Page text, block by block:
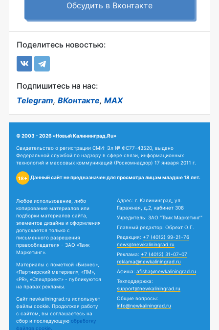
Обсудить в Вконтакте
Поделитесь новостью:
Подпишитесь на нас:
Telegram, ВКонтакте, MAX
© 2003 - 2026 «Новый Калининград.Ru»
Свидетельство о регистрации СМИ: Эл № ФС77-43520, выдано
Федеральной службой по надзору в сфере связи, информационных
технологий и массовых коммуникаций (Роскомнадзор) 17 января 2011 г.
18+ Данный сайт не предназначен для просмотра лицам младше 18 лет.
Любое использование, либо
копирование материалов или
подборки материалов сайта,
элементов дизайна и оформления
допускается только с
письменного разрешения
правообладателя - ЗАО «Твик
Маркетинг».
Материалы с пометкой «Бизнес»,
«Партнерский материал», «ПМ»,
«PR», «Спецпроект» - публикуются
на правах рекламы.
Сайт newkaliningrad.ru использует
файлы cookie. Продолжая работу
с сайтом, вы соглашаетесь на
сбор и последующую обработку
файлов cookie.
Адрес: г. Калининград, ул.
Гаражная, д.2, кабинет 308
Учредитель: ЗАО "Твик Маркетинг"
Главный редактор: Обрехт О.Г.
Редакция: +7 (4012) 99-21-76
news@newkaliningrad.ru
Реклама: +7 (4012) 31-07-07
reklama@newkaliningrad.ru
Афиша: afisha@newkaliningrad.ru
Техподдержка:
support@newkaliningrad.ru
Общие вопросы:
info@newkaliningrad.ru